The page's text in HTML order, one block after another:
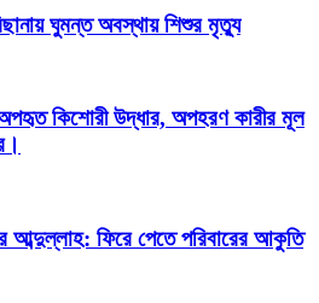
ঘুমন্ত অবস্থায় শিশুর মৃত্যু
অপহৃত কিশোরী উদ্ধার, অপহরণ কারীর মূল
আব্দুল্লাহ: ফিরে পেতে পরিবারের আকুতি